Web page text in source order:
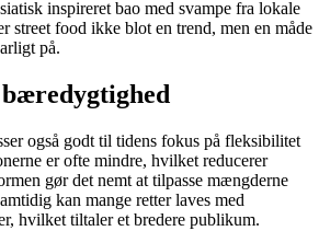
inspireret bao med svampe fra lokale
street food ikke blot en trend, men en måde
på.
også godt til tidens fokus på fleksibilitet
er ofte mindre, hvilket reducerer
gør det nemt at tilpasse mængderne
kan mange retter laves med
hvilket tiltaler et bredere publikum.